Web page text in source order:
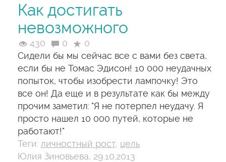
Как достигать
невозможного
430 0
0
Сидели бы мы сейчас все с вами без света,
если бы не Томас Эдисон! 10 000 неудачных
попыток, чтобы изобрести лампочку! Это
все он! Да еще и в результате как бы между
прочим заметил: "Я не потерпел неудачу. Я
просто нашел 10 000 путей, которые не
работают!"
Теги: личностный рост, цель
Юлия Зиновьева, 29.10.2013